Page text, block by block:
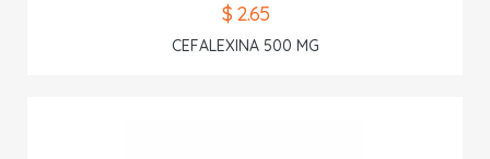
$ 2.65
CEFALEXINA 500 MG